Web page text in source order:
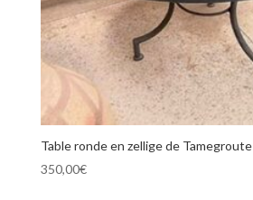
Table ronde en zellige de Tamegroute
350,00€